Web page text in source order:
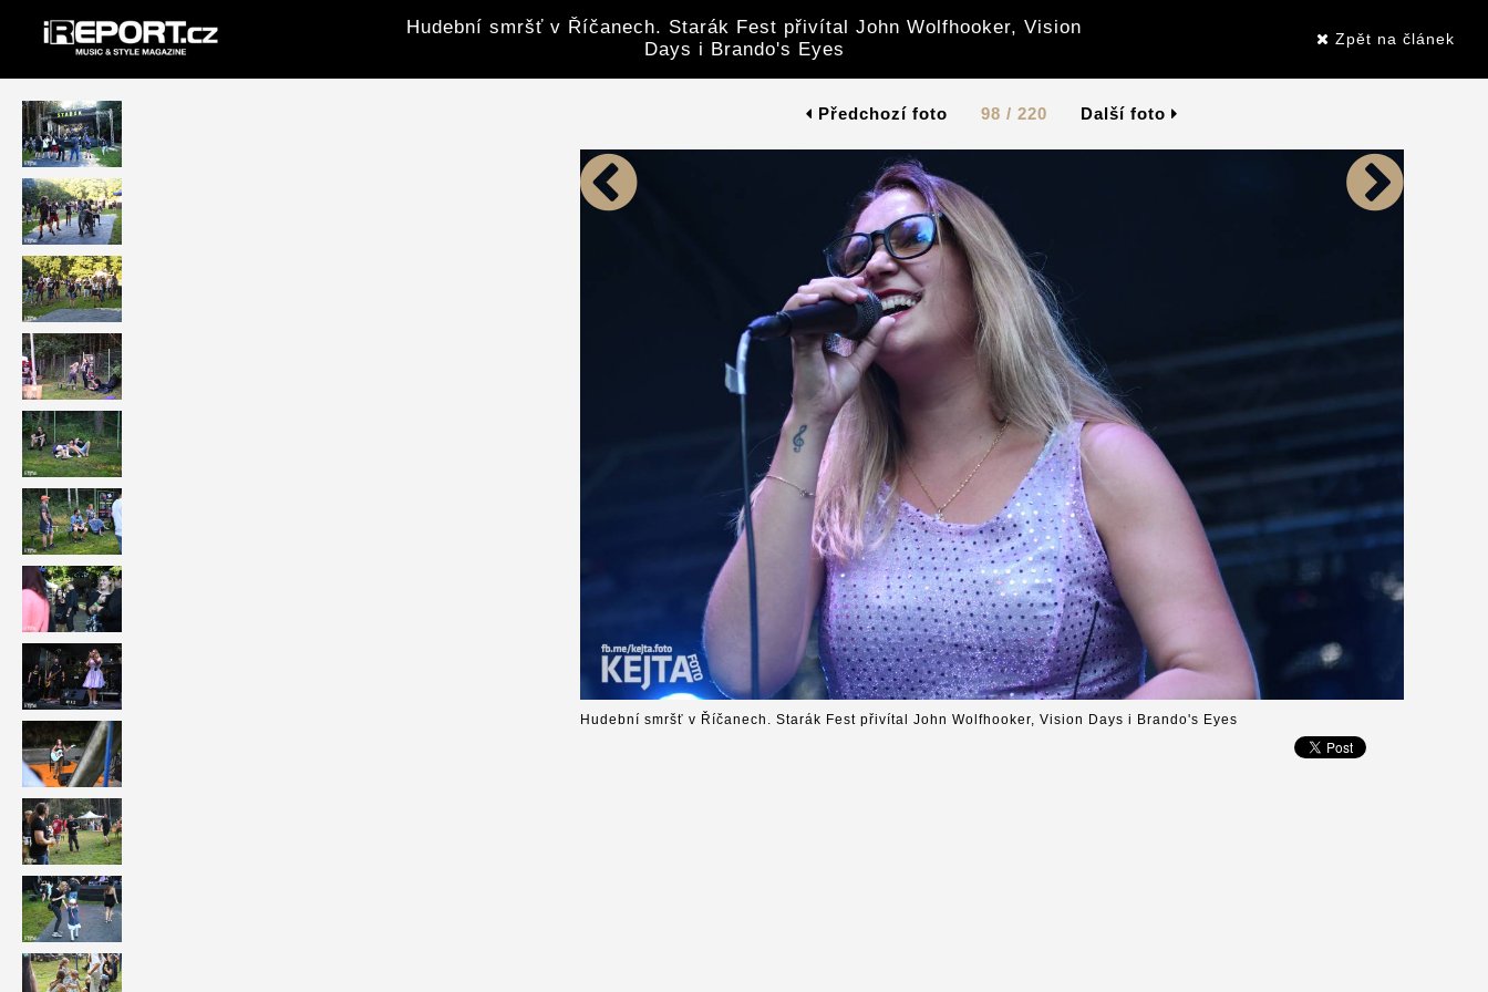
Hudební smršť v Říčanech. Starák Fest přivítal John Wolfhooker, Vision
Days i Brando's Eyes
Zpět na článek
Předchozí foto 98 / 220 Další foto
Hudební smršť v Říčanech. Starák Fest přivítal John Wolfhooker, Vision Days i Brando's Eyes